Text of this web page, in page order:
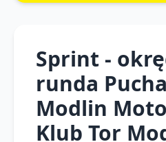
Sprint -
runda
Modlin
Klub Tor